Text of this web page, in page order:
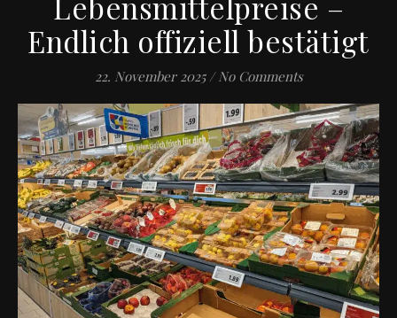
Endlich offiziell bestätigt
22. November 2025 / No Comments